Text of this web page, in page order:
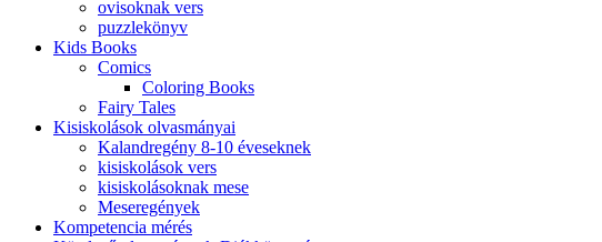
ovisoknak vers
puzzlekönyv
Kids Books
Comics
Coloring Books
Fairy Tales
Kisiskolások olvasmányai
Kalandregény 8-10 éveseknek
kisiskolások vers
kisiskolásoknak mese
Meseregények
Kompetencia mérés